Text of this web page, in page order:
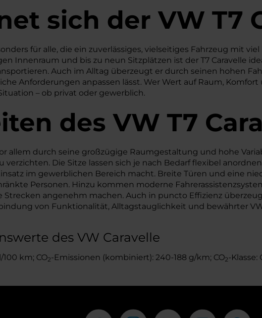
sich der VW T7
für alle, die ein zuverlässiges, vielseitiges Fahrzeug mit
Innenraum und bis zu neun Sitzplätzen ist der T7 Caravelle
Auch im Alltag überzeugt er durch seinen hohen
Anforderungen anpassen lässt. Wer Wert auf Raum,
– ob privat oder gewerblich.
des VW T7
allem durch seine großzügige Raumgestaltung und hohe
verzichten. Die Sitze lassen sich je nach Bedarf flexibel
im gewerblichen Bereich macht. Breite Türen und eine
Personen. Hinzu kommen moderne
angenehm machen. Auch in puncto Effizienz
von Funktionalität, Alltagstauglichkeit und bewährter
des VW Caravelle
km; CO2-Emissionen (kombiniert): 240-188 g/km; CO2-Klasse: